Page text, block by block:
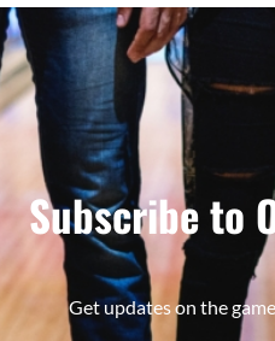
Subscribe to
Get updates on the